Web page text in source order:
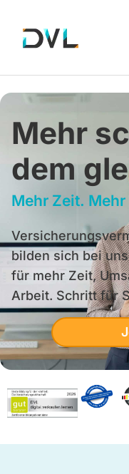
Mehr
dem
Mehr Zeit.
bilden sich bei
für mehr Zeit,
Arbeit. Schritt für